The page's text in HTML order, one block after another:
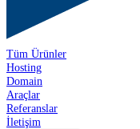
Tüm Ürünler
Hosting
Domain
Araçlar
Referanslar
İletişim